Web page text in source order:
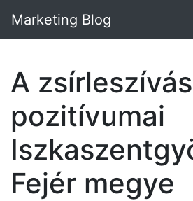
Marketing Blog
A zsírleszívás
pozitívumai
Fejér megye